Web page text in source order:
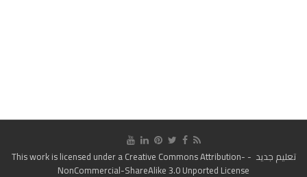
تعليم جديد - This work is licensed under a
Creative Commons Attribution-
NonCommercial-ShareAlike 3.0 Unported License